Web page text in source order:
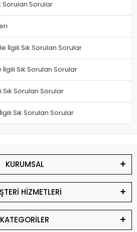
Sorulan Sorular
İlgili Sık Sorulan Sorular
Sık Sorulan Sorular
Sık Sorulan Sorular
Sık Sorulan Sorular
KURUMSAL
HİZMETLERİ
KATEGORİLER